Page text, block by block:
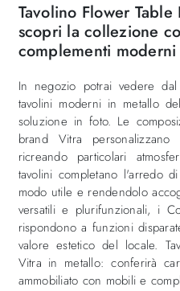
Tavolino Flower
scopri la collezione
complementi
In negozio potrai vedere
tavolini moderni in metallo
soluzione in foto. Le
brand Vitra
ricreando particolari
tavolini completano l'arredo
modo utile e rendendolo
versatili e plurifunzionali, i
rispondono a funzioni
valore estetico del locale.
Vitra in metallo: conferirà
ammobiliato con mobili e